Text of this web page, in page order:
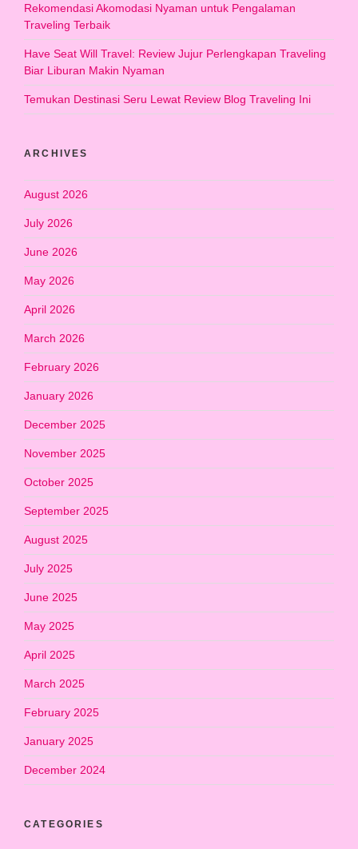
Rekomendasi Akomodasi Nyaman untuk Pengalaman
Traveling Terbaik
Have Seat Will Travel: Review Jujur Perlengkapan Traveling
Biar Liburan Makin Nyaman
Temukan Destinasi Seru Lewat Review Blog Traveling Ini
ARCHIVES
August 2026
July 2026
June 2026
May 2026
April 2026
March 2026
February 2026
January 2026
December 2025
November 2025
October 2025
September 2025
August 2025
July 2025
June 2025
May 2025
April 2025
March 2025
February 2025
January 2025
December 2024
CATEGORIES